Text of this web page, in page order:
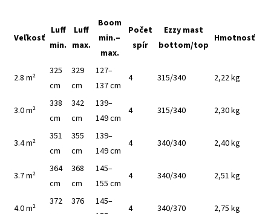
Veľkosť
Luff
min.
Luff
max.
Boom
min.–
max.
Počet
spír
Ezzy mast
bottom/top
Hmotnosť
2.8 m²
325
cm
329
cm
127–
137 cm
4 315/340 2,22 kg
3.0 m²
338
cm
342
cm
139–
149 cm
4 315/340 2,30 kg
3.4 m²
351
cm
355
cm
139–
149 cm
4 340/340 2,40 kg
3.7 m²
364
cm
368
cm
145–
155 cm
4 340/340 2,51 kg
4.0 m²
372
376
145–
4 340/370 2,75 kg